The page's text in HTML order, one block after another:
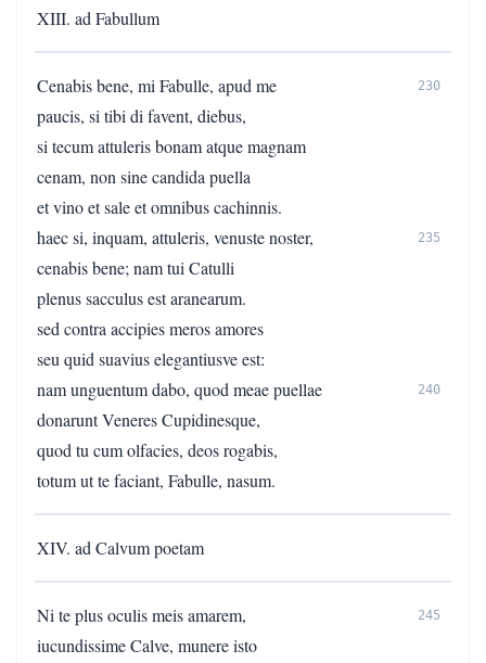
XIII. ad Fabullum
Cenabis bene, mi Fabulle, apud me 230
paucis, si tibi di favent, diebus,
si tecum attuleris bonam atque magnam
cenam, non sine candida puella
et vino et sale et omnibus cachinnis.
haec si, inquam, attuleris, venuste noster,
235
cenabis bene; nam tui Catulli
plenus sacculus est aranearum.
sed contra accipies meros amores
seu quid suavius elegantiusve est:
nam unguentum dabo, quod meae puellae
240
donarunt Veneres Cupidinesque,
quod tu cum olfacies, deos rogabis,
totum ut te faciant, Fabulle, nasum.
XIV. ad Calvum poetam
Ni te plus oculis meis amarem, 245
iucundissime Calve, munere isto